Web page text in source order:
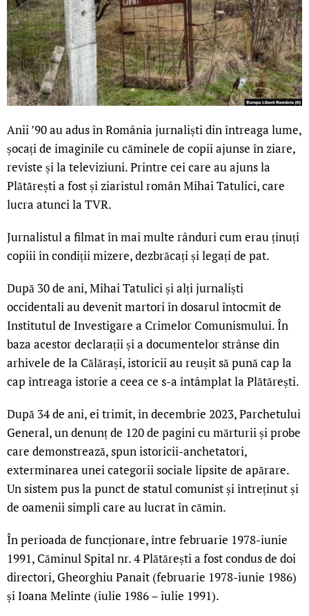
Anii ’90 au adus în România jurnaliști din întreaga lume,
șocați de imaginile cu căminele de copii ajunse în ziare,
reviste și la televiziuni. Printre cei care au ajuns la
Plătărești a fost și ziaristul român Mihai Tatulici, care
lucra atunci la TVR.
Jurnalistul a filmat în mai multe rânduri cum erau ținuți
copiii în condiții mizere, dezbrăcați și legați de pat.
După 30 de ani, Mihai Tatulici și alți jurnaliști
occidentali au devenit martori în dosarul întocmit de
Institutul de Investigare a Crimelor Comunismului. În
baza acestor declarații și a documentelor strânse din
arhivele de la Călărași, istoricii au reușit să pună cap la
cap întreaga istorie a ceea ce s-a întâmplat la Plătărești.
După 34 de ani, ei trimit, în decembrie 2023, Parchetului
General, un denunț de 120 de pagini cu mărturii și probe
care demonstrează, spun istoricii-anchetatori,
exterminarea unei categorii sociale lipsite de apărare.
Un sistem pus la punct de statul comunist și întreținut și
de oamenii simpli care au lucrat în cămin.
În perioada de funcționare, între februarie 1978-iunie
1991, Căminul Spital nr. 4 Plătărești a fost condus de doi
directori, Gheorghiu Panait (februarie 1978-iunie 1986)
și Ioana Melinte (iulie 1986 – iulie 1991).